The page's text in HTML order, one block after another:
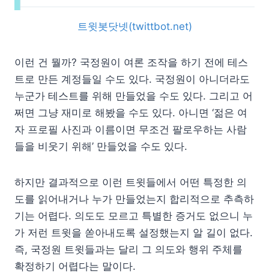
트윗봇닷넷(twittbot.net)
이런 건 뭘까? 국정원이 여론 조작을 하기 전에 테스
트로 만든 계정들일 수도 있다. 국정원이 아니더라도
누군가 테스트를 위해 만들었을 수도 있다. 그리고 어
쩌면 그냥 재미로 해봤을 수도 있다. 아니면 ‘젊은 여
자 프로필 사진과 이름이면 무조건 팔로우하는 사람
들을 비웃기 위해’ 만들었을 수도 있다.
하지만 결과적으로 이런 트윗들에서 어떤 특정한 의
도를 읽어내거나 누가 만들었는지 합리적으로 추측하
기는 어렵다. 의도도 모르고 특별한 증거도 없으니 누
가 저런 트윗을 쏟아내도록 설정했는지 알 길이 없다.
즉, 국정원 트윗들과는 달리 그 의도와 행위 주체를
확정하기 어렵다는 말이다.